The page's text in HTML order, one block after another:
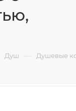
Душ — Душевые